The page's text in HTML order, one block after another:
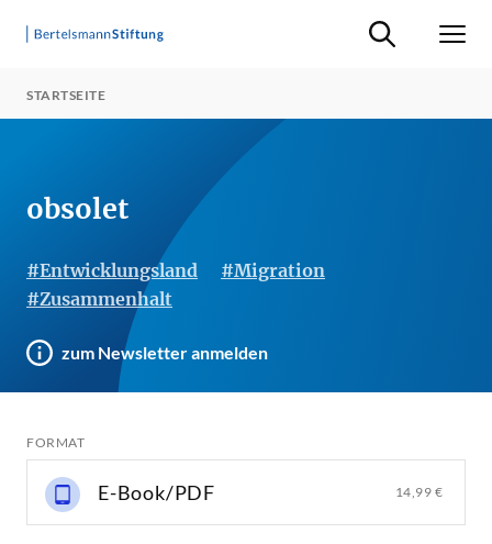
Suche ein-/
STARTSEITE
obsolet
#Entwicklungsland
#Migration
#Zusammenhalt
zum Newsletter anmelden
FORMAT
E-Book/PDF 14,99 €